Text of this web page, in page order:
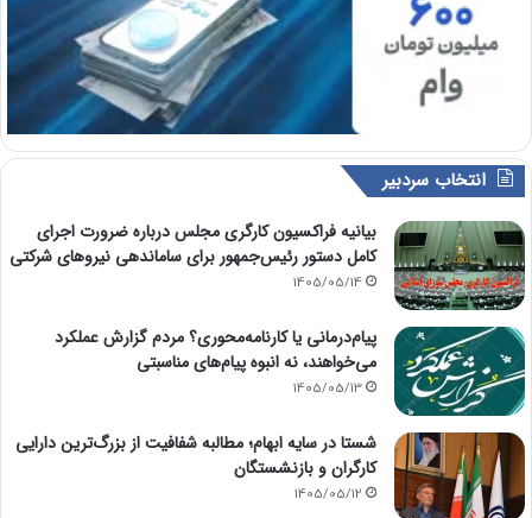
انتخاب سردبیر
بیانیه فراکسیون کارگری مجلس درباره ضرورت اجرای
کامل دستور رئیس‌جمهور برای ساماندهی نیروهای شرکتی
1405/05/14
پیام‌درمانی یا کارنامه‌محوری؟ مردم گزارش عملکرد
می‌خواهند، نه انبوه پیام‌های مناسبتی
1405/05/13
شستا در سایه ابهام؛ مطالبه شفافیت از بزرگ‌ترین دارایی
کارگران و بازنشستگان
1405/05/12